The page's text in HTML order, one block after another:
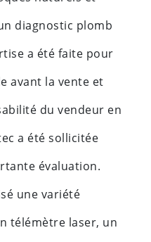
diagnostic plomb
a été faite pour
avant la vente et
du vendeur en
a été sollicitée
évaluation.
une variété
télémètre laser, un